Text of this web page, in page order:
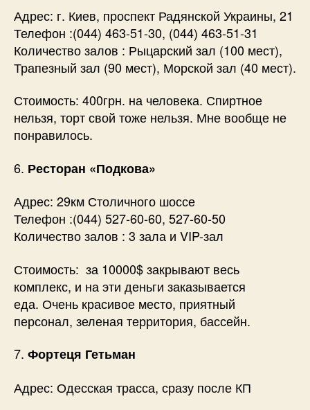
Адрес: г. Киев, проспект Радянской Украины, 21
Телефон :(044) 463-51-30, (044) 463-51-31
Количество залов : Рыцарский зал (100 мест),
Трапезный зал (90 мест), Морской зал (40 мест).
Стоимость: 400грн. на человека. Спиртное
нельзя, торт свой тоже нельзя. Мне вообще не
понравилось.
6. Ресторан «Подкова»
Адрес: 29км Столичного шоссе
Телефон :(044) 527-60-60, 527-60-50
Количество залов : 3 зала и VIP-зал
Стоимость: за 10000$ закрывают весь
комплекс, и на эти деньги заказывается
еда. Очень красивое место, приятный
персонал, зеленая территория, бассейн.
7. Фортеця Гетьман
Адрес: Одесская трасса, сразу после КП